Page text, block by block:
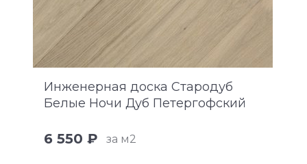
Инженерная доска Стародуб
Белые Ночи Дуб Петергофский
6 550 ₽ за м2